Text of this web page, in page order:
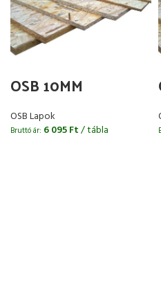
OSB 10MM
OSB Lapok
Bruttó ár: 6 095Ft/ tábla